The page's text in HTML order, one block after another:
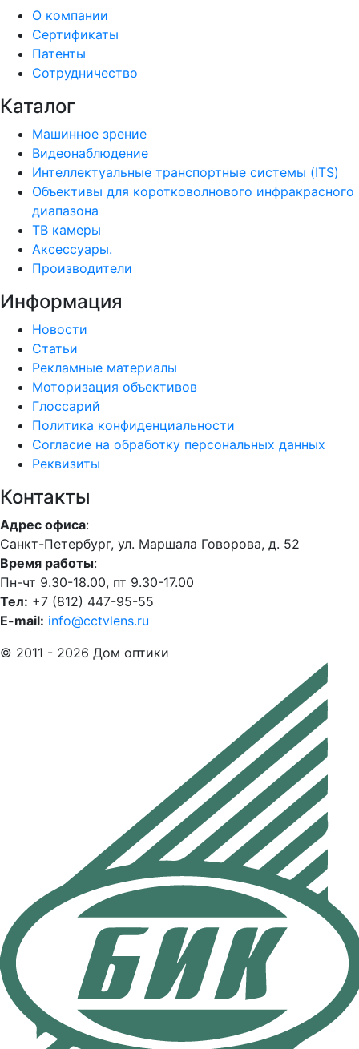
О компании
Сертификаты
Патенты
Сотрудничество
Каталог
Машинное зрение
Видеонаблюдение
Интеллектуальные транспортные системы (ITS)
Объективы для коротковолнового инфракрасного
диапазона
ТВ камеры
Аксессуары.
Производители
Информация
Новости
Статьи
Рекламные материалы
Моторизация объективов
Глоссарий
Политика конфиденциальности
Согласие на обработку персональных данных
Реквизиты
Контакты
Адрес офиса:
Санкт-Петербург, ул. Маршала Говорова, д. 52
Время работы:
Пн-чт 9.30-18.00, пт 9.30-17.00
Тел: +7 (812) 447-95-55
E-mail: info@cctvlens.ru
© 2011 - 2026 Дом оптики